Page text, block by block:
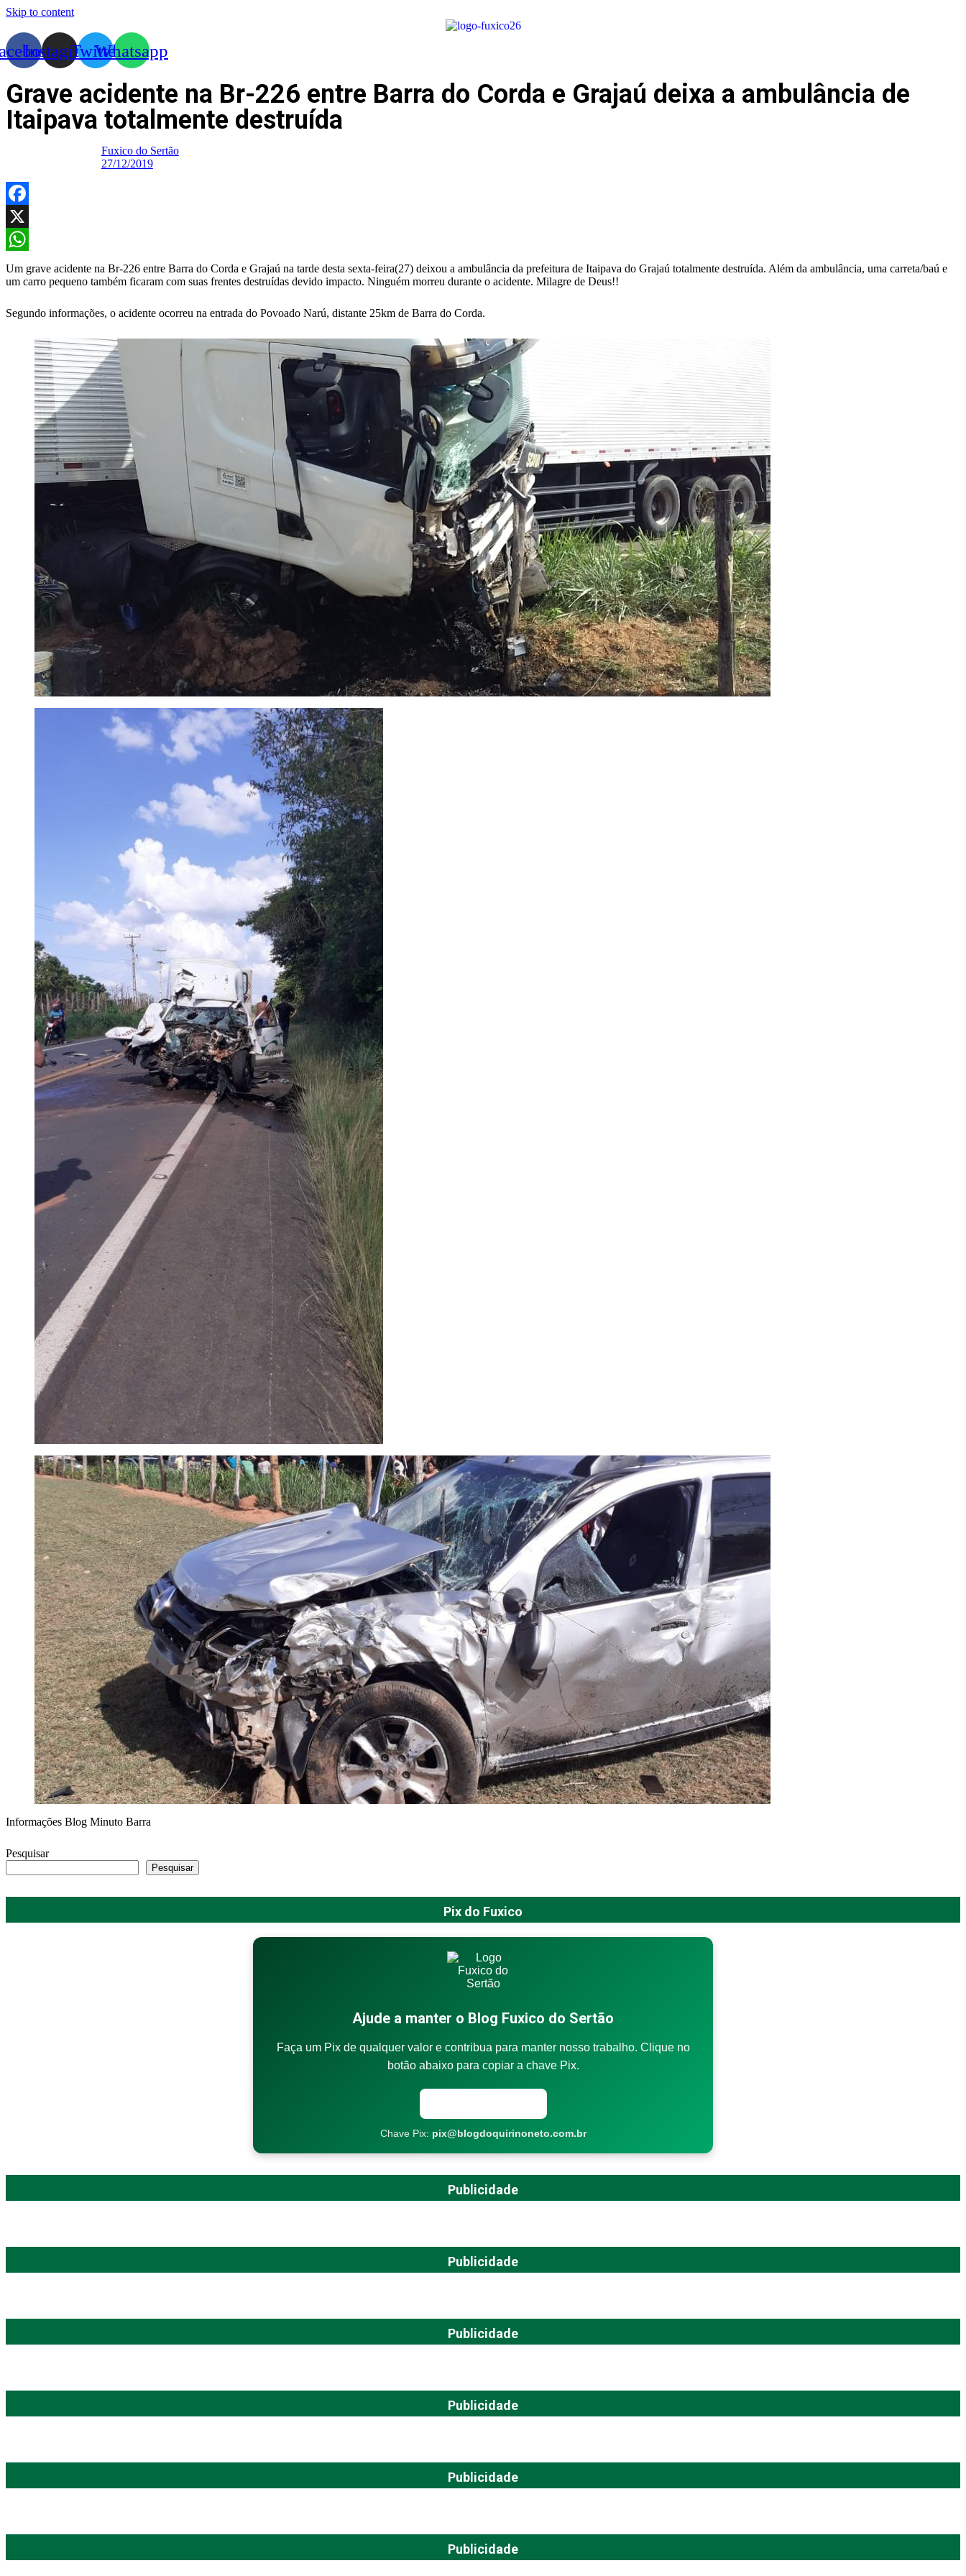
Skip to content
InstagramTwitterWhatsapp
Grave acidente na Br-226 entre Barra do Corda e Grajaú deixa a ambulância de
Itaipava totalmente destruída
Fuxico do Sertão
27/12/2019
Facebook
X
WhatsApp
Um grave acidente na Br-226 entre Barra do Corda e Grajaú na tarde desta sexta-feira(27) deixou a ambulância da prefeitura de Itaipava do Grajaú totalmente destruída. Além da ambulância, uma carreta/baú e
um carro pequeno também ficaram com suas frentes destruídas devido impacto. Ninguém morreu durante o acidente. Milagre de Deus!!
Segundo informações, o acidente ocorreu na entrada do Povoado Narú, distante 25km de Barra do Corda.
Informações Blog Minuto Barra
Pesquisar
Pesquisar
Pix do Fuxico
Ajude a manter o Blog Fuxico do Sertão
Faça um Pix de qualquer valor e contribua para manter nosso trabalho. Clique no
botão abaixo para copiar a chave Pix.
Chave Pix: pix@blogdoquirinoneto.com.br
Publicidade
Publicidade
Publicidade
Publicidade
Publicidade
Publicidade